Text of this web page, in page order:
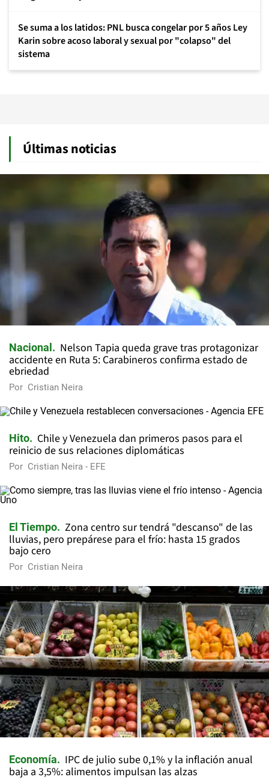
Se suma a los latidos: PNL busca congelar por 5 años Ley
Karin sobre acoso laboral y sexual por "colapso" del
sistema
Últimas noticias
Nacional
Nelson Tapia queda grave tras protagonizar
accidente en Ruta 5: Carabineros confirma estado de
ebriedad
Por Cristian Neira
Hito
Chile y Venezuela dan primeros pasos para el
reinicio de sus relaciones diplomáticas
Por Cristian Neira - EFE
El Tiempo
Zona centro sur tendrá "descanso" de las
lluvias, pero prepárese para el frío: hasta 15 grados
bajo cero
Por Cristian Neira
Economía
IPC de julio sube 0,1% y la inflación anual
baja a 3,5%: alimentos impulsan las alzas